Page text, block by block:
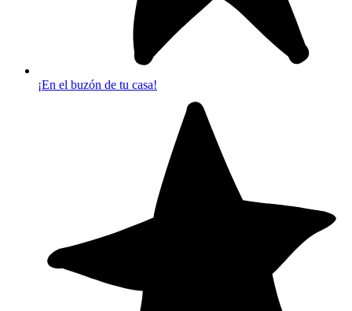
¡En el buzón de tu casa!